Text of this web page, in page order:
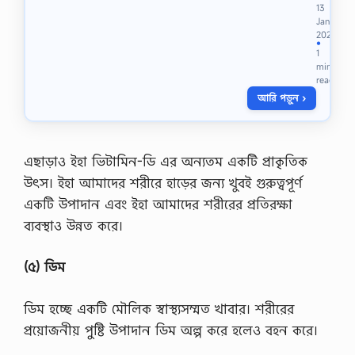
স্ত
মৈ
থু
নে
র
জ
য়ে
13
Jan
2021
●
1
min
read
আরি পড়ুন ›
এছাড়াও ইহা ভিটামিন-ডি এর অন্যতম একটি প্রাকৃতিক
উৎস। ইহা আমাদের শরীরে হাড়ের জন্য খুবই গুরুত্বপূর্ণ
একটি উপাদান এবং ইহা আমাদের শরীরের প্রতিরক্ষা
ব্যবস্থাও উন্নত করে।
(৫) ডিম
ডিম হচ্ছে একটি মৌলিক স্বাস্থ্যসম্মত খাবার। শরীরের
প্রয়োজনীয় পুষ্টি উপাদান ডিম অল্প করে হলেও বহন করে।